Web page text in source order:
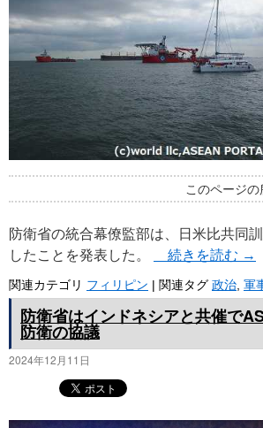
このページの
防衛省の統合幕僚監部は、日米比共同
したことを発表した。
続きを読む →
関連カテゴリ フィリピン | 関連タグ 政治 軍
防衛省はインドネシアと共催で
防衛の協議
2024年12月11日